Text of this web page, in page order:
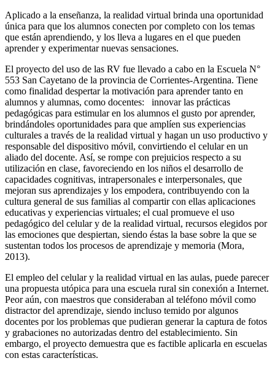
Aplicado a la enseñanza, la realidad virtual brinda una oportunidad
única para que los alumnos conecten por completo con los temas
que están aprendiendo, y los lleva a lugares en el que pueden
aprender y experimentar nuevas sensaciones.
El proyecto del uso de las RV fue llevado a cabo en la Escuela N°
553 San Cayetano de la provincia de Corrientes-Argentina. Tiene
como finalidad despertar la motivación para aprender tanto en
alumnos y alumnas, como docentes: innovar las prácticas
pedagógicas para estimular en los alumnos el gusto por aprender,
brindándoles oportunidades para que amplíen sus experiencias
culturales a través de la realidad virtual y hagan un uso productivo y
responsable del dispositivo móvil, convirtiendo el celular en un
aliado del docente. Así, se rompe con prejuicios respecto a su
utilización en clase, favoreciendo en los niños el desarrollo de
capacidades cognitivas, intrapersonales e interpersonales, que
mejoran sus aprendizajes y los empodera, contribuyendo con la
cultura general de sus familias al compartir con ellas aplicaciones
educativas y experiencias virtuales; el cual promueve el uso
pedagógico del celular y de la realidad virtual, recursos elegidos por
las emociones que despiertan, siendo éstas la base sobre la que se
sustentan todos los procesos de aprendizaje y memoria (Mora,
2013).
El empleo del celular y la realidad virtual en las aulas, puede parecer
una propuesta utópica para una escuela rural sin conexión a Internet.
Peor aún, con maestros que consideraban al teléfono móvil como
distractor del aprendizaje, siendo incluso temido por algunos
docentes por los problemas que pudieran generar la captura de fotos
y grabaciones no autorizadas dentro del establecimiento. Sin
embargo, el proyecto demuestra que es factible aplicarla en escuelas
con estas características.